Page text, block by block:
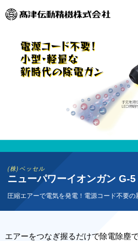
(株)ベッセル
ニューパワーイオンガン G-5
圧縮エアーで電気を発電！電源コード不要の
エアーをつなぎ握るだけで除電除塵